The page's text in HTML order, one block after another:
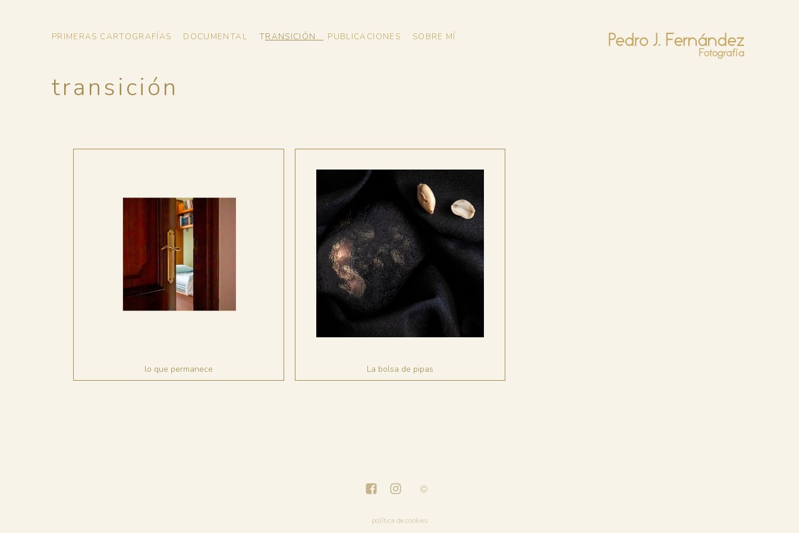
PRIMERAS CARTOGRAFÍAS DOCUMENTAL TRANSICIÓN PUBLICACIONES SOBRE MÍ
transición
lo que permanece La bolsa de pipas
política de cookies